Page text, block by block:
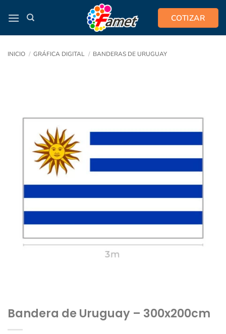
COTIZAR
INICIO / GRÁFICA DIGITAL / BANDERAS DE URUGUAY
Bandera de Uruguay – 300x200cm